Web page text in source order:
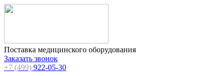
Поставка медицинского оборудования
Заказать звонок
+7 (499) 922-05-30